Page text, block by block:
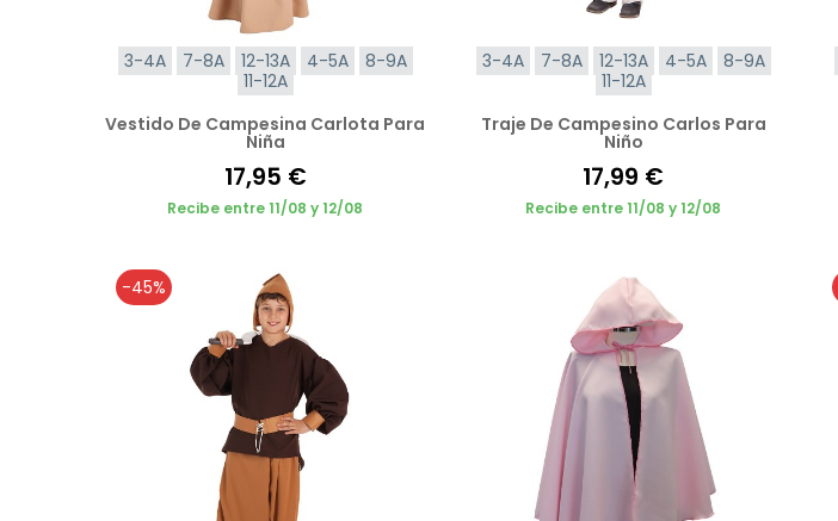
3-4A 7-8A 12-13A 4-5A
8-9A
11-12A
Vestido De Campesina Carlota Para
Niña
17,95 €
Recibe entre 11/08 y 12/08
3-4A 7-8A 12-13A 4-5A
8-9A
11-12A
Traje De Campesino Carlos Para
Niño
17,99 €
Recibe entre 11/08 y 12/08
-45%